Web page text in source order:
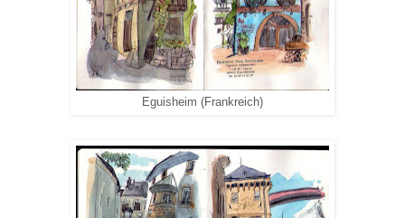
Eguisheim (Frankreich)